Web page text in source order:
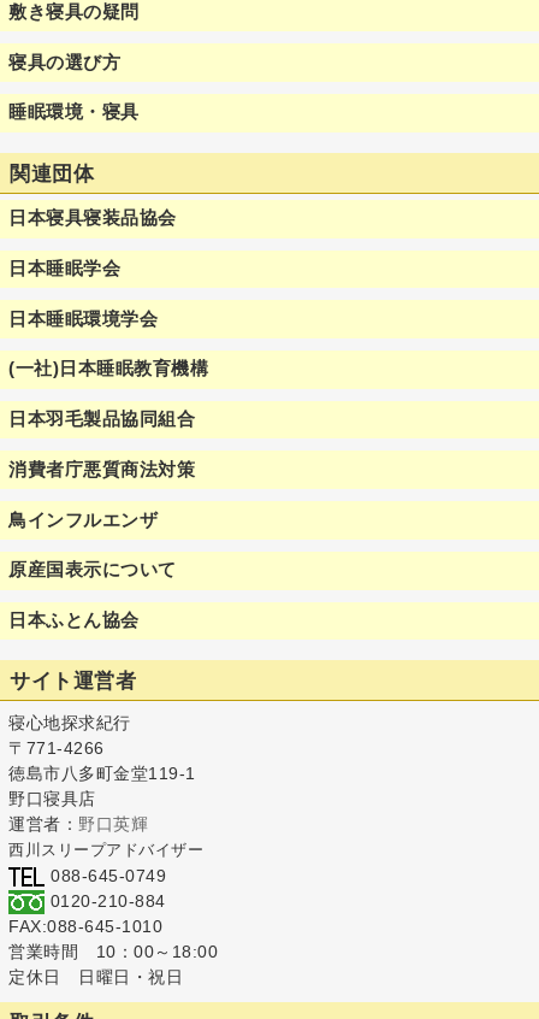
敷き寝具の疑問
寝具の選び方
睡眠環境・寝具
関連団体
日本寝具寝装品協会
日本睡眠学会
日本睡眠環境学会
(一社)日本睡眠教育機構
日本羽毛製品協同組合
消費者庁悪質商法対策
鳥インフルエンザ
原産国表示について
日本ふとん協会
サイト運営者
寝心地探求紀行
〒771-4266
徳島市八多町金堂119-1
野口寝具店
運営者： 野口英輝
西川スリープアドバイザー
088-645-0749
0120-210-884
FAX:088-645-1010
営業時間 10：00～18:00
定休日 日曜日・祝日